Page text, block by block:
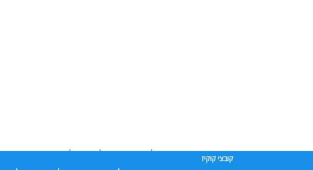
אוניברסיטת תל אביב עושה כל מאמץ לכבד זכויות
שנעשה בתכנים אלה לדעתך מפר זכויותקובצי קוקיז